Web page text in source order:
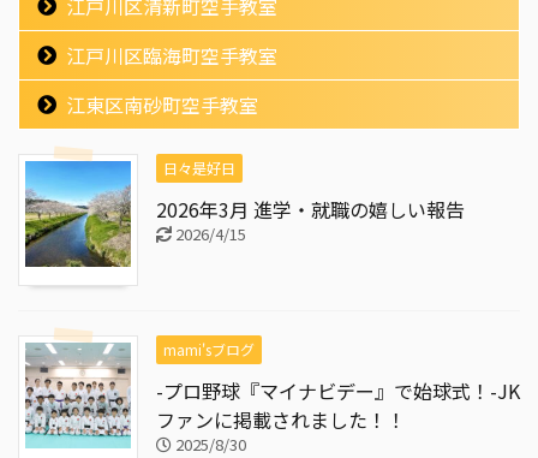
江戸川区清新町空手教室
江戸川区臨海町空手教室
江東区南砂町空手教室
日々是好日
2026年3月 進学・就職の嬉しい報告
2026/4/15
mami'sブログ
-プロ野球『マイナビデー』で始球式！-JK
ファンに掲載されました！！
2025/8/30